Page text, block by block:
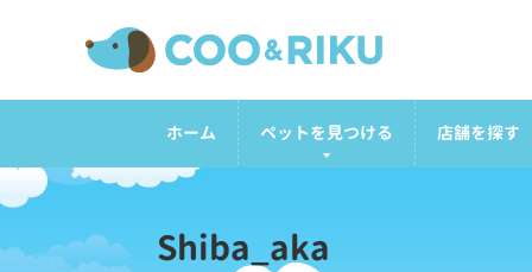
ホーム ペットを見つける 店舗を探す
Shiba_aka